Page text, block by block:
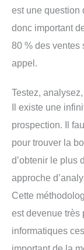
est une question
donc important
80 % des ventes
appel.
Testez,
Il existe une
prospection. Il
pour trouver la
d’obtenir le plus
approche
Cette
est devenue très
informatiques